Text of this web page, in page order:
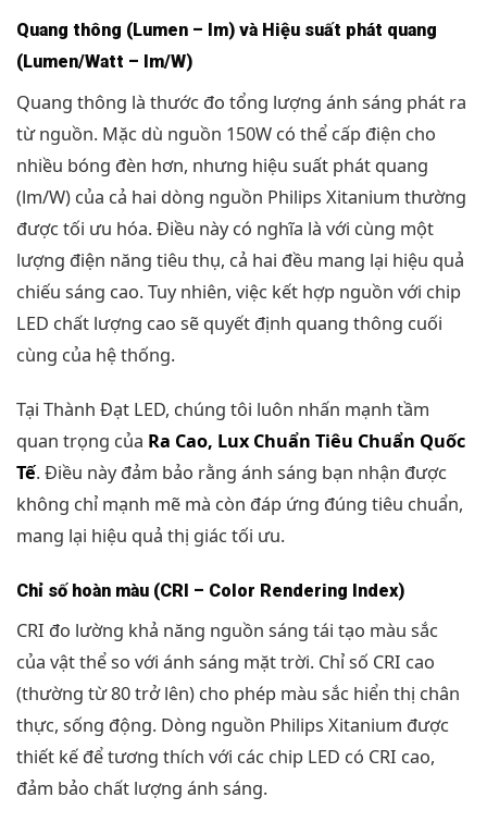
Quang thông (Lumen – lm) và Hiệu suất phát quang
(Lumen/Watt – lm/W)
Quang thông là thước đo tổng lượng ánh sáng phát ra
từ nguồn. Mặc dù nguồn 150W có thể cấp điện cho
nhiều bóng đèn hơn, nhưng hiệu suất phát quang
(lm/W) của cả hai dòng nguồn Philips Xitanium thường
được tối ưu hóa. Điều này có nghĩa là với cùng một
lượng điện năng tiêu thụ, cả hai đều mang lại hiệu quả
chiếu sáng cao. Tuy nhiên, việc kết hợp nguồn với chip
LED chất lượng cao sẽ quyết định quang thông cuối
cùng của hệ thống.
Tại Thành Đạt LED, chúng tôi luôn nhấn mạnh tầm
quan trọng của Ra Cao, Lux Chuẩn Tiêu Chuẩn Quốc
Tế. Điều này đảm bảo rằng ánh sáng bạn nhận được
không chỉ mạnh mẽ mà còn đáp ứng đúng tiêu chuẩn,
mang lại hiệu quả thị giác tối ưu.
Chỉ số hoàn màu (CRI – Color Rendering Index)
CRI đo lường khả năng nguồn sáng tái tạo màu sắc
của vật thể so với ánh sáng mặt trời. Chỉ số CRI cao
(thường từ 80 trở lên) cho phép màu sắc hiển thị chân
thực, sống động. Dòng nguồn Philips Xitanium được
thiết kế để tương thích với các chip LED có CRI cao,
đảm bảo chất lượng ánh sáng.